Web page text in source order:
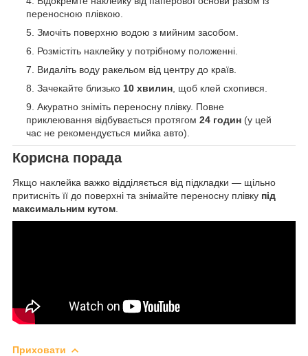
переносною плівкою.
Змочіть поверхню водою з мийним засобом.
Розмістіть наклейку у потрібному положенні.
Видаліть воду ракельом від центру до країв.
Зачекайте близько 10 хвилин, щоб клей схопився.
Акуратно зніміть переносну плівку. Повне
приклеювання відбувається протягом 24 годин (у цей
час не рекомендується мийка авто).
Корисна порада
Якщо наклейка важко відділяється від підкладки — щільно
притисніть її до поверхні та знімайте переносну плівку під
максимальним кутом
Приховати